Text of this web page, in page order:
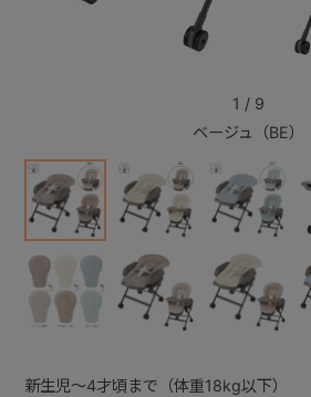
ベージュ（BE）
1 / 9
新生児～4才頃まで（体重18kg以下）